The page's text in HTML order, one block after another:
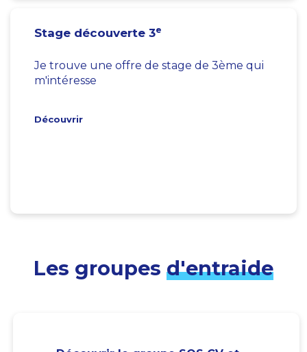
Stage découverte 3e
Je trouve une offre de stage de 3ème qui
m'intéresse
Découvrir
Les groupes d'entraide